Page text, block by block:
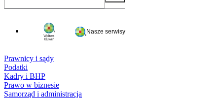
Nasze serwisy
Prawnicy i sądy
Podatki
Kadry i BHP
Prawo w biznesie
Samorząd i administracja